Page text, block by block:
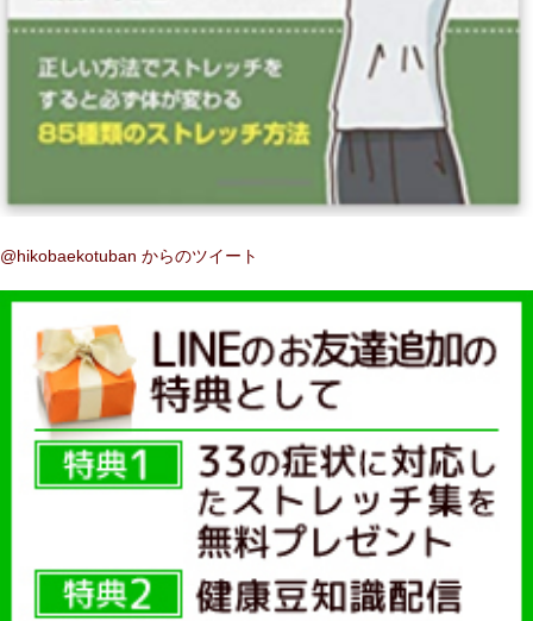
@hikobaekotuban からのツイート